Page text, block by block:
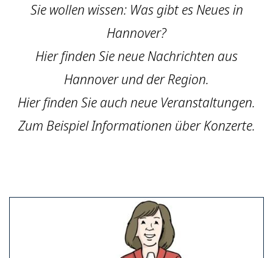
Sie wollen wissen: Was gibt es Neues in
Hannover?
Hier finden Sie neue Nachrichten aus
Hannover und der Region.
Hier finden Sie auch neue Veranstaltungen.
Zum Beispiel Informationen über Konzerte.